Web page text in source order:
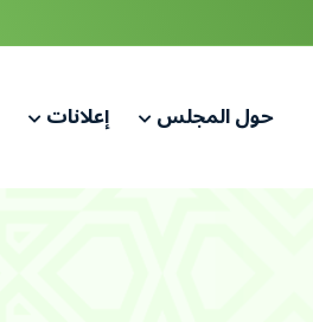
حول المجلس إعلانات